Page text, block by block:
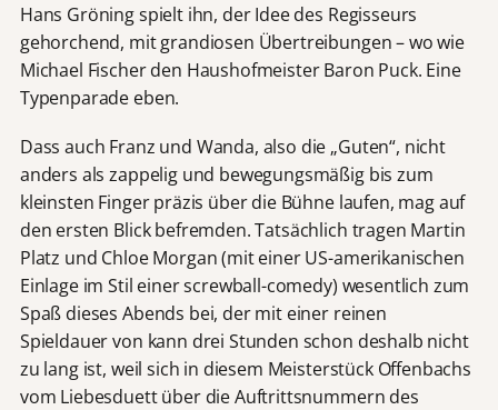
Hans Gröning spielt ihn, der Idee des Regisseurs
gehorchend, mit grandiosen Übertreibungen – wo wie
Michael Fischer den Haushofmeister Baron Puck. Eine
Typenparade eben.
Dass auch Franz und Wanda, also die „Guten“, nicht
anders als zappelig und bewegungsmäßig bis zum
kleinsten Finger präzis über die Bühne laufen, mag auf
den ersten Blick befremden. Tatsächlich tragen Martin
Platz und Chloe Morgan (mit einer US-amerikanischen
Einlage im Stil einer screwball-comedy) wesentlich zum
Spaß dieses Abends bei, der mit einer reinen
Spieldauer von kann drei Stunden schon deshalb nicht
zu lang ist, weil sich in diesem Meisterstück Offenbachs
vom Liebesduett über die Auftrittsnummern des